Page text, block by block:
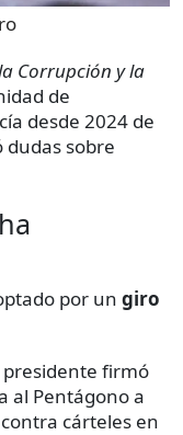
Corrupción y la
de
desde 2024 de
sobre
por un giro
presidente firmó
al Pentágono a
cárteles en